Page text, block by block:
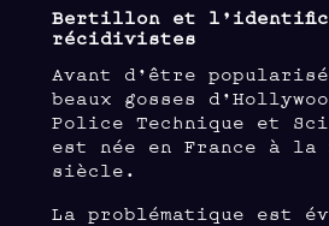
Bertillon et
récidivistes
Avant d’être
beaux gosses
Police Technique et
est née en France à la
siècle.
La problématique est